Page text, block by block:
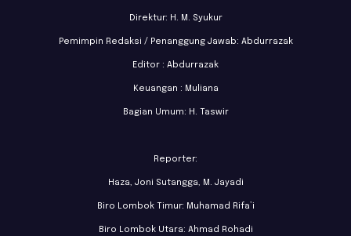
Direktur: H. M. Syukur
Pemimpin Redaksi / Penanggung Jawab: Abdurrazak
Editor : Abdurrazak
Keuangan : Muliana
Bagian Umum: H. Taswir
Reporter:
Haza, Joni Sutangga, M. Jayadi
Biro Lombok Timur: Muhamad Rifa’i
Biro Lombok Utara: Ahmad Rohadi